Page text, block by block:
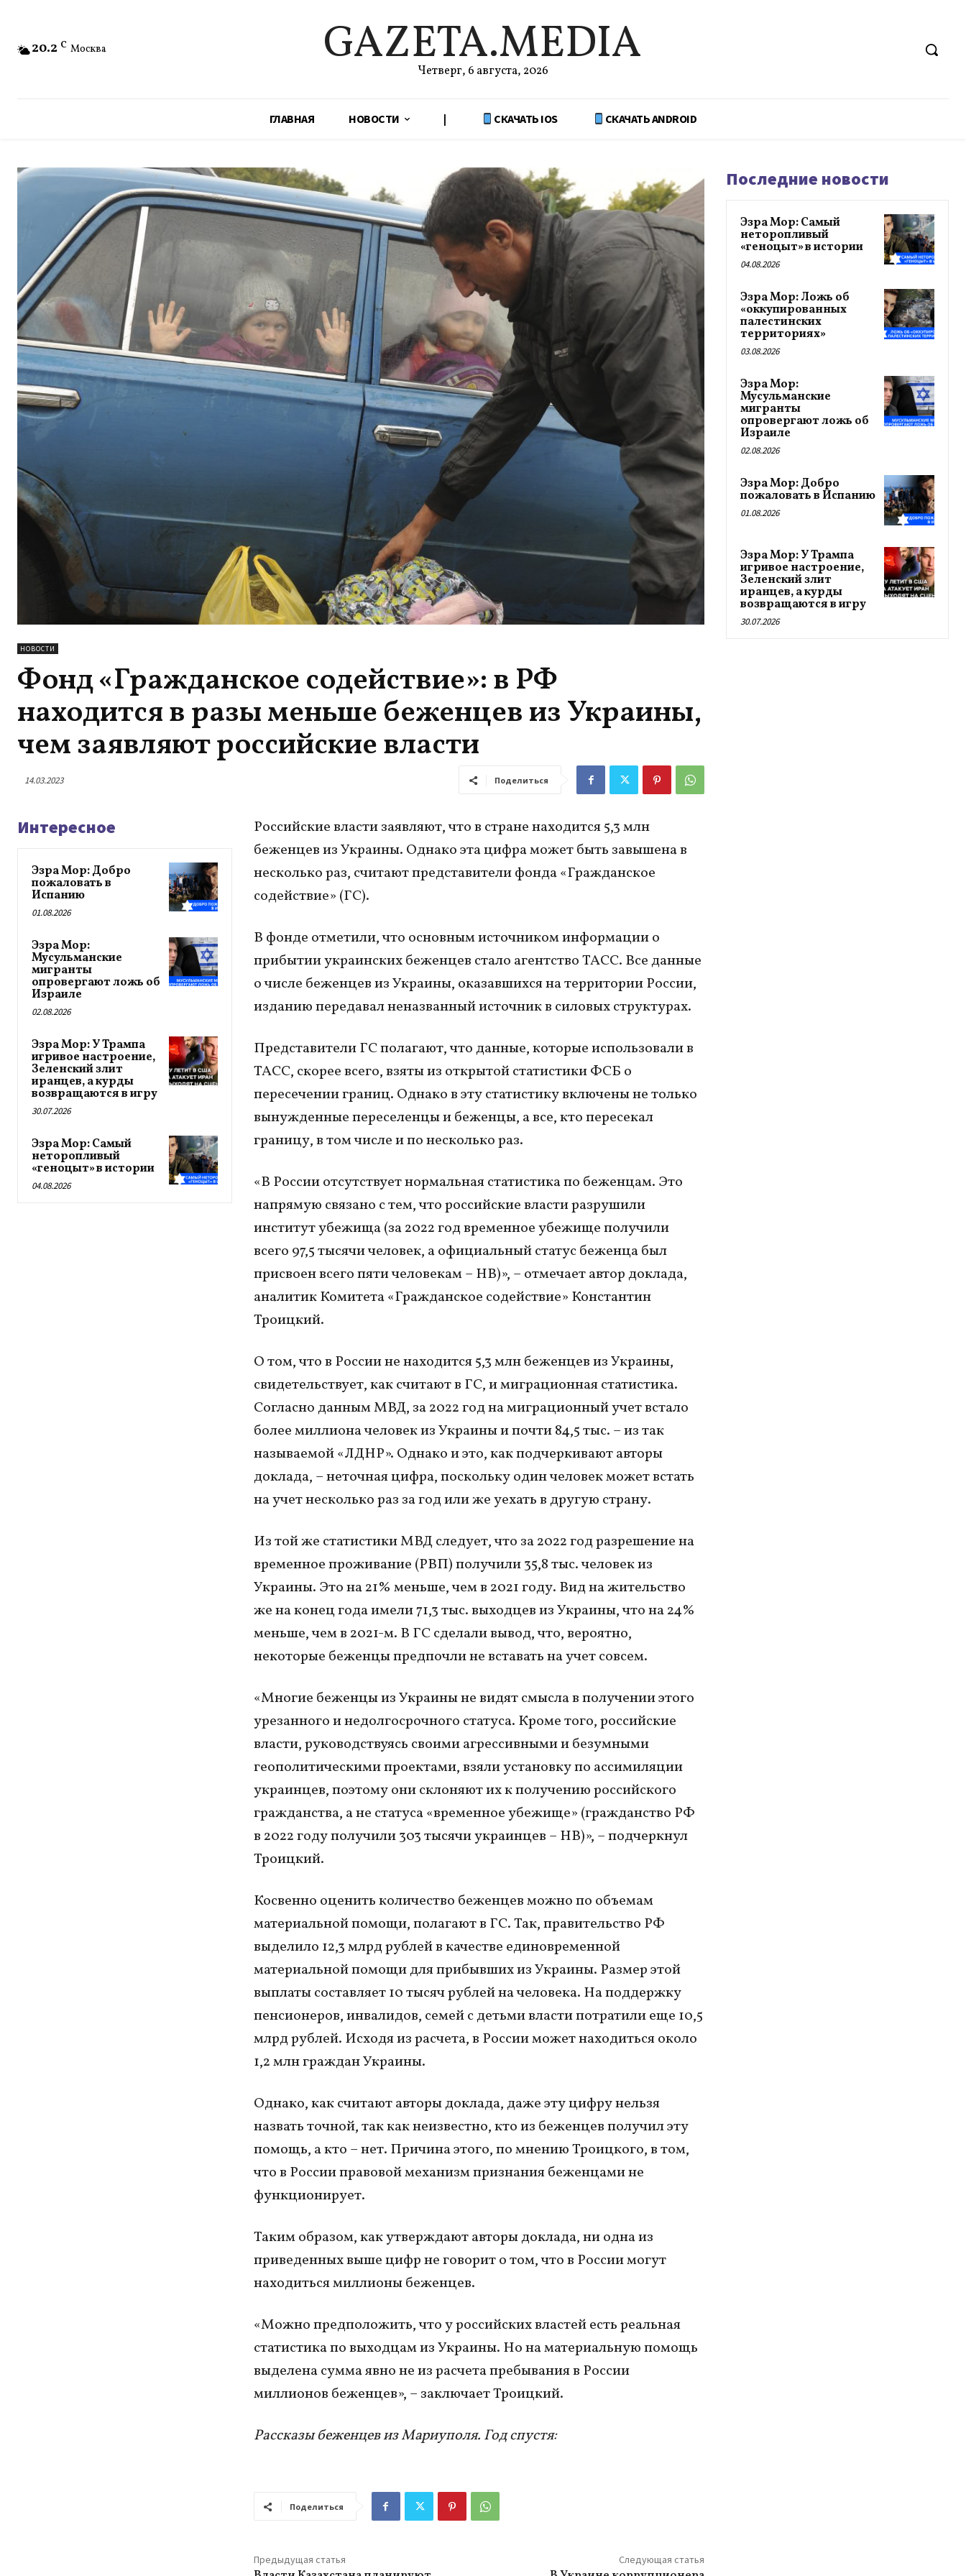
20.2 C Москва GAZETA.MEDIA
Четверг, 6 августа, 2026
ГЛАВНАЯ НОВОСТИ | СКАЧАТЬ IOS СКАЧАТЬ ANDROID
НОВОСТИ
Фонд «Гражданское содействие»: в РФ
находится в разы меньше беженцев из Украины,
чем заявляют российские власти
14.03.2023 Поделиться
Интересное
Эзра Мор: Добро
пожаловать в
Испанию
01.08.2026
Эзра Мор:
Мусульманские
мигранты
опровергают ложь об
Израиле
02.08.2026
Эзра Мор: У Трампа
игривое настроение,
Зеленский злит
иранцев, а курды
возвращаются в игру
30.07.2026
Эзра Мор: Самый
неторопливый
«геноцыт» в истории
04.08.2026
Российские власти заявляют, что в стране находится 5,3 млн
беженцев из Украины. Однако эта цифра может быть завышена в
несколько раз, считают представители фонда «Гражданское
содействие» (ГС).
В фонде отметили, что основным источником информации о
прибытии украинских беженцев стало агентство ТАСС. Все данные
о числе беженцев из Украины, оказавшихся на территории России,
изданию передавал неназванный источник в силовых структурах.
Представители ГС полагают, что данные, которые использовали в
ТАСС, скорее всего, взяты из открытой статистики ФСБ о
пересечении границ. Однако в эту статистику включены не только
вынужденные переселенцы и беженцы, а все, кто пересекал
границу, в том числе и по несколько раз.
«В России отсутствует нормальная статистика по беженцам. Это
напрямую связано с тем, что российские власти разрушили
институт убежища (за 2022 год временное убежище получили
всего 97,5 тысячи человек, а официальный статус беженца был
присвоен всего пяти человекам – НВ)», – отмечает автор доклада,
аналитик Комитета «Гражданское содействие» Константин
Троицкий.
О том, что в России не находится 5,3 млн беженцев из Украины,
свидетельствует, как считают в ГС, и миграционная статистика.
Согласно данным МВД, за 2022 год на миграционный учет встало
более миллиона человек из Украины и почти 84,5 тыс. – из так
называемой «ЛДНР». Однако и это, как подчеркивают авторы
доклада, – неточная цифра, поскольку один человек может встать
на учет несколько раз за год или же уехать в другую страну.
Из той же статистики МВД следует, что за 2022 год разрешение на
временное проживание (РВП) получили 35,8 тыс. человек из
Украины. Это на 21% меньше, чем в 2021 году. Вид на жительство
же на конец года имели 71,3 тыс. выходцев из Украины, что на 24%
меньше, чем в 2021-м. В ГС сделали вывод, что, вероятно,
некоторые беженцы предпочли не вставать на учет совсем.
«Многие беженцы из Украины не видят смысла в получении этого
урезанного и недолгосрочного статуса. Кроме того, российские
власти, руководствуясь своими агрессивными и безумными
геополитическими проектами, взяли установку по ассимиляции
украинцев, поэтому они склоняют их к получению российского
гражданства, а не статуса «временное убежище» (гражданство РФ
в 2022 году получили 303 тысячи украинцев – НВ)», – подчеркнул
Троицкий.
Косвенно оценить количество беженцев можно по объемам
материальной помощи, полагают в ГС. Так, правительство РФ
выделило 12,3 млрд рублей в качестве единовременной
материальной помощи для прибывших из Украины. Размер этой
выплаты составляет 10 тысяч рублей на человека. На поддержку
пенсионеров, инвалидов, семей с детьми власти потратили еще 10,5
млрд рублей. Исходя из расчета, в России может находиться около
1,2 млн граждан Украины.
Однако, как считают авторы доклада, даже эту цифру нельзя
назвать точной, так как неизвестно, кто из беженцев получил эту
помощь, а кто – нет. Причина этого, по мнению Троицкого, в том,
что в России правовой механизм признания беженцами не
функционирует.
Таким образом, как утверждают авторы доклада, ни одна из
приведенных выше цифр не говорит о том, что в России могут
находиться миллионы беженцев.
«Можно предположить, что у российских властей есть реальная
статистика по выходцам из Украины. Но на материальную помощь
выделена сумма явно не из расчета пребывания в России
миллионов беженцев», – заключает Троицкий.
Рассказы беженцев из Мариуполя. Год спустя:
Поделиться
Предыдущая статья Следующая статья
Последние новости
Эзра Мор: Самый
неторопливый
«геноцыт» в истории
04.08.2026
Эзра Мор: Ложь об
«оккупированных
палестинских
территориях»
03.08.2026
Эзра Мор:
Мусульманские
мигранты
опровергают ложь об
Израиле
02.08.2026
Эзра Мор: Добро
пожаловать в Испанию
01.08.2026
Эзра Мор: У Трампа
игривое настроение,
Зеленский злит
иранцев, а курды
возвращаются в игру
30.07.2026